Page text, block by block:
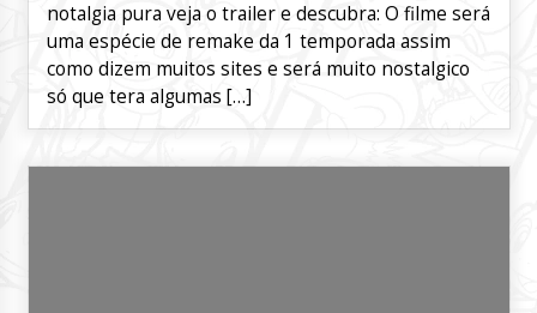
notalgia pura veja o trailer e descubra: O filme será
uma espécie de remake da 1 temporada assim
como dizem muitos sites e será muito nostalgico
só que tera algumas […]